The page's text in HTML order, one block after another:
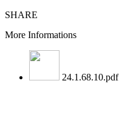
SHARE
More Informations
24.1.68.10.pdf